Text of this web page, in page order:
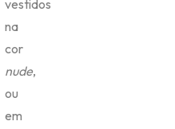
vestidos
na
cor
nude,
ou
em